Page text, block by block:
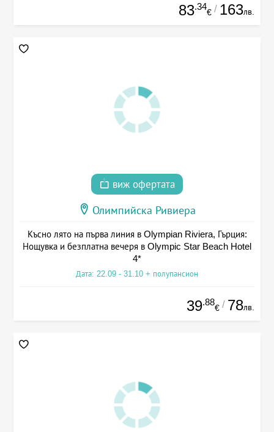
83.34
€ / 163лв.
виж офертата
Олимпийска Ривиера
Късно лято на първа линия в Olympian Riviera, Гърция:
Нощувка и безплатна вечеря в Olympic Star Beach Hotel
4*
Дата: 22.09 - 31.10 + полупансион
39.88
€ / 78лв.